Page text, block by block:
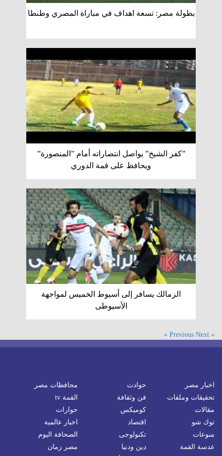
بطولة مصر: تسعة اهداف في مباراة المصري وطنطا
”كفر الشيخ” يواصل انتصاراته أمام ”المنصورة”
ويحافظ على قمة الدوري
الزمالك يسافر إلى أسيوط الخميس لمواجهة
الأسيوطى
« Previous
Next »
اخبار مصر حوادث
محافظات مصر
تحقيقات وملفات
فن وثقافة
القمة tv
مقالات
كوميكس
حوارات
توك شو
اقتصاد
اخبار عالمية
منوعات
تكنولوجى
الصحافة اليوم
عدسة القمة
دين ودنيا
مصر زمان